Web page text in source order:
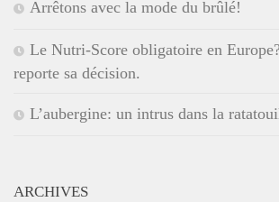
Arrêtons avec la mode du brûlé!
Le Nutri-Score obligatoire en
reporte sa décision.
L’aubergine: un intrus dans la
ARCHIVES